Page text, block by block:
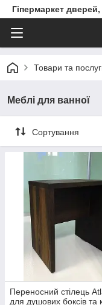
Гіпермаркет
Товари та
Меблі для ванної
Сортування
Переносний стілець
для душових боксів та